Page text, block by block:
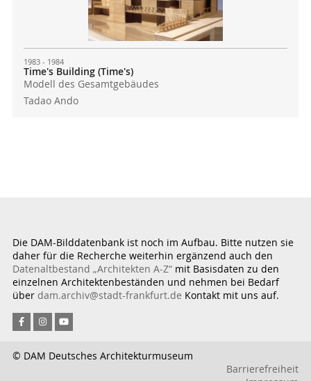
1983 - 1984
Time's Building (Time's)
Modell des Gesamtgebäudes
Tadao Ando
Die DAM-Bilddatenbank ist noch im Aufbau. Bitte nutzen sie
daher für die Recherche weiterhin ergänzend auch den
Datenaltbestand „Architekten A-Z“mit Basisdaten zu den
einzelnen Architektenbeständen und nehmen bei Bedarf
über dam.archiv@stadt-frankfurt.de Kontakt mit uns auf.
© DAM Deutsches Architekturmuseum
Barrierefreiheit